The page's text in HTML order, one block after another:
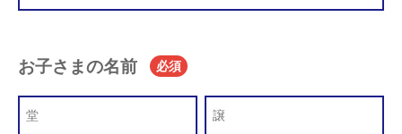
お子さまの名前 必須